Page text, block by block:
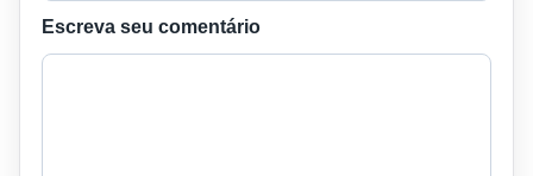
Escreva seu comentário